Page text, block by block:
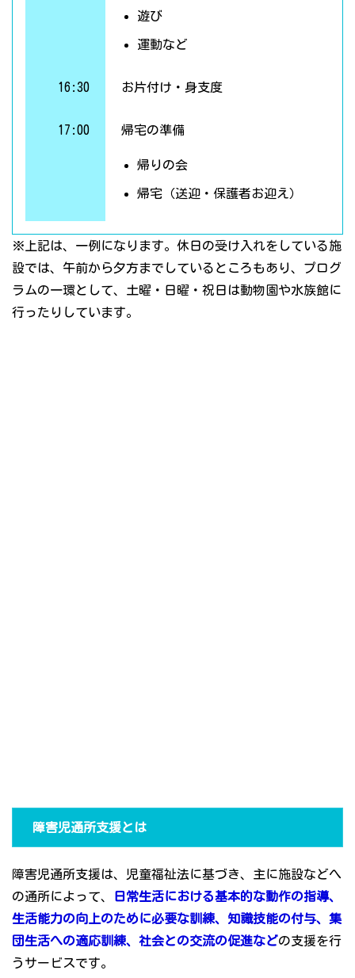
遊び
運動など
16:30 お片付け・身支度
17:00 帰宅の準備
帰りの会
帰宅（送迎・保護者お迎え）
※上記は、一例になります。休日の受け入れをしている施
設では、午前から夕方までしているところもあり、プログ
ラムの一環として、土曜・日曜・祝日は動物園や水族館に
行ったりしています。
障害児通所支援とは
障害児通所支援は、児童福祉法に基づき、主に施設などへ
の通所によって、
日常生活における基本的な動作の指導、
生活能力の向上のために必要な訓練、知識技能の付与、集
団生活への適応訓練、社会との交流の促進などの支援を行
うサービスです。